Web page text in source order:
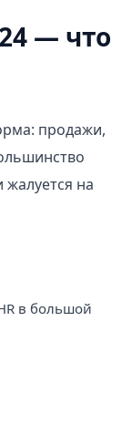
— что
продажи,
на
в большой